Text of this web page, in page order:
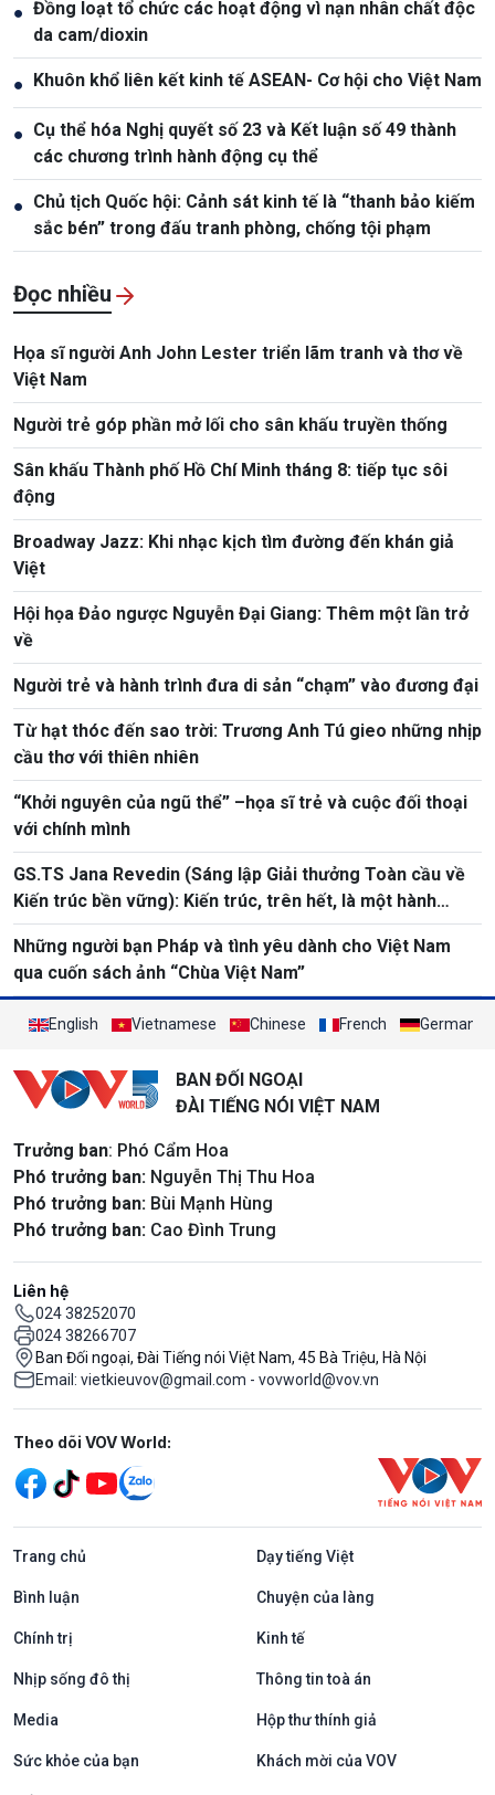
● Đồng loạt tổ chức các hoạt động vì nạn nhân chất độc
da cam/dioxin
● Khuôn khổ liên kết kinh tế ASEAN- Cơ hội cho Việt Nam
● Cụ thể hóa Nghị quyết số 23 và Kết luận số 49 thành
các chương trình hành động cụ thể
● Chủ tịch Quốc hội: Cảnh sát kinh tế là “thanh bảo kiếm
sắc bén” trong đấu tranh phòng, chống tội phạm
Đọc nhiều
Họa sĩ người Anh John Lester triển lãm tranh và thơ về
Việt Nam
Người trẻ góp phần mở lối cho sân khấu truyền thống
Sân khấu Thành phố Hồ Chí Minh tháng 8: tiếp tục sôi
động
Broadway Jazz: Khi nhạc kịch tìm đường đến khán giả
Việt
Hội họa Đảo ngược Nguyễn Đại Giang: Thêm một lần trở
về
Người trẻ và hành trình đưa di sản “chạm” vào đương đại
Từ hạt thóc đến sao trời: Trương Anh Tú gieo những nhịp
cầu thơ với thiên nhiên
“Khởi nguyên của ngũ thể” –họa sĩ trẻ và cuộc đối thoại
với chính mình
GS.TS Jana Revedin (Sáng lập Giải thưởng Toàn cầu về
Kiến trúc bền vững): Kiến trúc, trên hết, là một hành
động chuyển đổi
Những người bạn Pháp và tình yêu dành cho Việt Nam
qua cuốn sách ảnh “Chùa Việt Nam”
English Vietnamese Chinese French German
BAN ĐỐI NGOẠI
ĐÀI TIẾNG NÓI VIỆT NAM
Trưởng ban: Phó Cẩm Hoa
Phó trưởng ban: Nguyễn Thị Thu Hoa
Phó trưởng ban: Bùi Mạnh Hùng
Phó trưởng ban: Cao Đình Trung
Liên hệ
024 38252070
024 38266707
Ban Đối ngoại, Đài Tiếng nói Việt Nam, 45 Bà Triệu, Hà Nội
Email: vietkieuvov@gmail.com - vovworld@vov.vn
Mạng xã hội
Theo dõi VOV World:
Trang chủ Dạy tiếng Việt
Bình luận Chuyện của làng
Chính trị Kinh tế
Nhịp sống đô thị Thông tin toà án
Media Hộp thư thính giả
Sức khỏe của bạn Khách mời của VOV